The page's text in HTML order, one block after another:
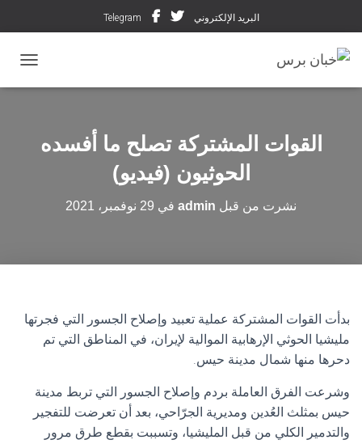
البريد الإلكتروني Telegram
القوات المشتركة تصلح ما أفسده
الحوثيون (فيديو)
نشرت من قبل admin في 29 نوفمبر، 2021
بدأت القوات المشتركة عملية تعبيد وإصلاح الجسور التي فجرتها
مليشيا الحوثي الإرهابية الموالية لإيران، في المناطق التي تم
دحرها منها شمال مدينة حيس.
وشرعت الفرق العاملة بردم وإصلاح الجسور التي تربط مدينة
حيس بمثلث العُدين ومديرية الجرّاحي، بعد أن تعرضت للتفجير
والتدمير الكلي من قبل المليشيا، وتسببت بقطع طرق مرور